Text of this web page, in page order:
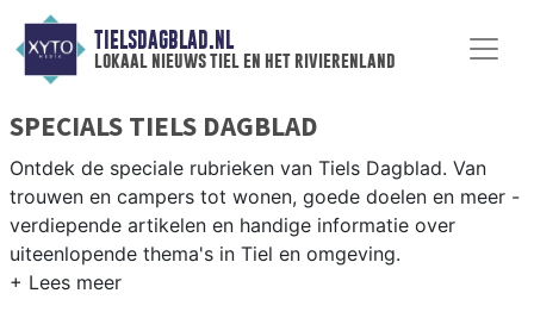
TIELSDAGBLAD.NL
lokaal nieuws tiel en het rivierenland
SPECIALS TIELS DAGBLAD
Ontdek de speciale rubrieken van Tiels Dagblad. Van
trouwen en campers tot wonen, goede doelen en meer -
verdiepende artikelen en handige informatie over
uiteenlopende thema's in Tiel en omgeving.